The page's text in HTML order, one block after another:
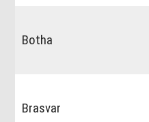
Botha
Brasvar